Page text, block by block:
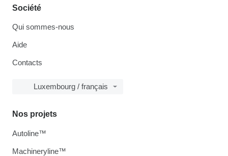
Société
Qui sommes-nous
Aide
Contacts
Luxembourg / français
Nos projets
Autoline™
Machineryline™